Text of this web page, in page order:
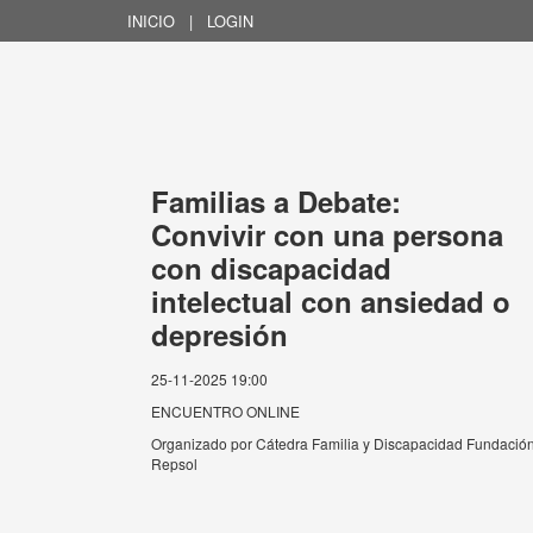
INICIO | LOGIN
Familias a Debate:
Convivir con una persona
con discapacidad
intelectual con ansiedad o
depresión
25-11-2025 19:00
ENCUENTRO ONLINE
Organizado porCátedra Familia y Discapacidad
Repsol